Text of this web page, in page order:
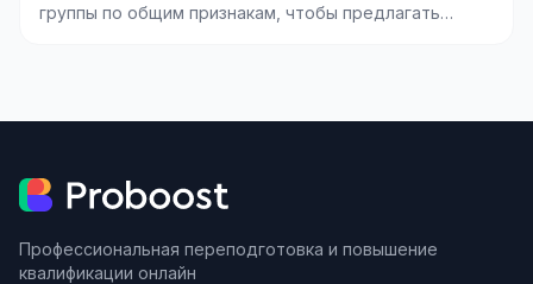
группы по общим признакам, чтобы предлагать
Профессиональная переподготовка и повышение
квалификации онлайн